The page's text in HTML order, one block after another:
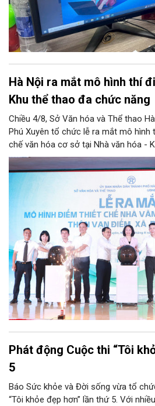
Hà Nội ra mắt mô hình thí
Khu thể thao đa chức năng
Chiều 4/8, Sở Văn hóa và Thể thao
Phú Xuyên tổ chức lễ ra mắt mô
chế văn hóa cơ sở tại Nhà văn hóa -
Điểm, xã Phú Xuyên.
Phát động Cuộc thi “Tôi
5
Báo Sức khỏe và Đời sống vừa tổ
“Tôi khỏe đẹp hơn” lần thứ 5. Với